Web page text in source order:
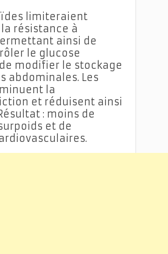
limiteraient
résistance à
ainsi de
le glucose
modifier le stockage
abdominales. Les
la
et réduisent ainsi
: moins de
et de